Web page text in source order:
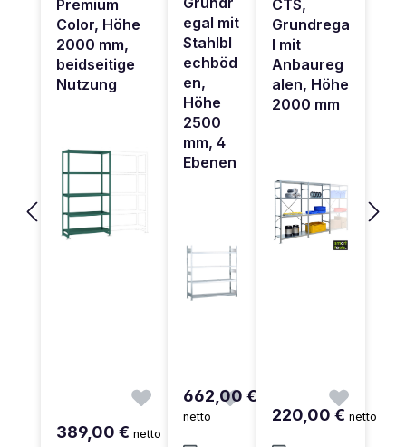
Premium
Color, Höhe
2000 mm,
beidseitige
Nutzung
389,00 € netto
egal mit
Stahlbl
echböd
en,
Höhe
2500
mm, 4
Ebenen
662,00 €
netto
CTS,
Grundrega
l mit
Anbaureg
alen, Höhe
2000 mm
220,00 € netto